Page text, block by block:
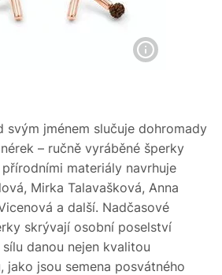
svým jménem slučuje dohromady
– ručně vyráběné šperky
materiály navrhuje
Mirka Talavašková, Anna
a další. Nadčasové
skrývají osobní poselství
danou nejen kvalitou
jako jsou semena posvátného